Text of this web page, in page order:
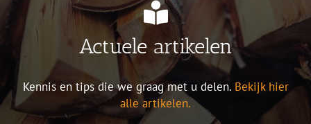
Actuele artikelen
Kennis en tips die we graag met u delen. Bekijk hier
alle artikelen.